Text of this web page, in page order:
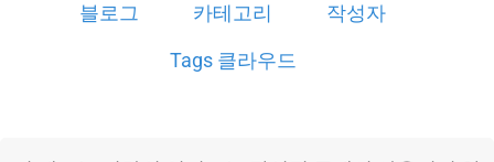
블로그 카테고리 작성자
Tags 클라우드